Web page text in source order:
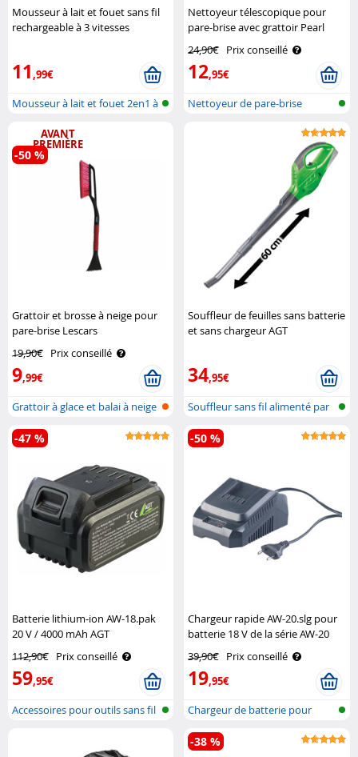
Mousseur à lait et fouet sans fil
rechargeable à 3 vitesses
11 ,99€
Mousseur à lait et fouet 2en1 à
Nettoyeur télescopique pour
pare-brise avec grattoir Pearl
24,90€ Prix conseillé
12,95€
Nettoyeur de pare-brise
AVANT
PREMIÈRE
Grattoir et brosse à neige pour
pare-brise Lescars
19,90€ Prix conseillé
9,99€
-50 %
Grattoir à glace et balai à neige
2..
Souffleur de feuilles sans batterie
et sans chargeur AGT
34,95€
Souffleur sans fil alimenté par
bat..
Batterie lithium-ion AW-18.pak
20 V / 4000 mAh AGT
112,90€ Prix conseillé
59,95€
-47 %
Accessoires pour outils sans fil
Chargeur rapide AW-20.slg pour
batterie 18 V de la série AW-20
39,90€ Prix conseillé
19,95€
-50 %
Chargeur de batterie pour
outils
-38 %